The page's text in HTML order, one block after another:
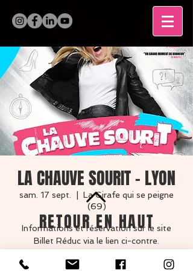
LA CHAUVE SOURIT - LYON
sam. 17 sept.
La Girafe qui se peigne
(69)
Informations et réservation sur le site
Billet Réduc via le lien ci-contre.
RETOUR EN HAUT
MENTIONS LÉGALES